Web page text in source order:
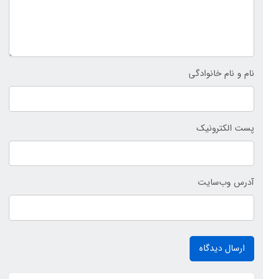
نام و نام خانوادگی
پست الکترونیک
آدرس وب‌سایت
ارسال دیدگاه